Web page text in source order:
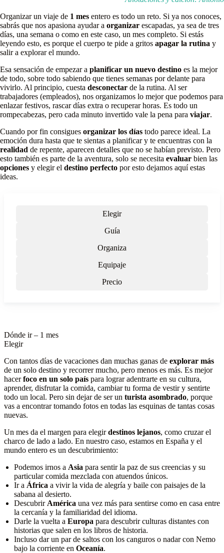
Organizar un viaje de 1 mes entero es todo un reto. Si ya nos conoces,
sabrás que nos apasiona ayudar a organizar escapadas, ya sea de tres
días, una semana o como en este caso, un mes completo. Si estás
leyendo esto, es porque el cuerpo te pide a gritos apagar la rutina y
salir a explorar el mundo.
Esa sensación de empezar a planificar un nuevo destino es la mejor
de todo, sobre todo sabiendo que tienes semanas por delante para
vivirlo. Al principio, cuesta desconectar de la rutina. Al ser
trabajadores (empleados), nos organizamos lo mejor que podemos para
enlazar festivos, rascar días extra o recuperar horas. Es todo un
rompecabezas, pero cada minuto invertido vale la pena para viajar.
Cuando por fin consigues organizar los días todo parece ideal. La
emoción dura hasta que te sientas a planificar y te encuentras con la
realidad de repente, aparecen detalles que no se habían previsto. Pero
esto también es parte de la aventura, solo se necesita evaluar bien las
opciones y elegir el destino perfecto por esto dejamos aquí estas
ideas.
Elegir
Guía
Organiza
Equipaje
Precio
Dónde ir – 1 mes
Elegir
Con tantos días de vacaciones dan muchas ganas de explorar más
de un solo destino y recorrer mucho, pero menos es más. Es mejor
hacerfoco en un solo país para lograr adentrarte en su cultura,
aprender, disfrutar la comida, cambiar tu forma de vestir y sentirte
todo un local. Pero sin dejar de ser un turista asombrado, porque
vas a encontrar tomando fotos en todas las esquinas de tantas cosas
nuevas.
Un mes da el margen para elegirdestinos lejanos, como cruzar el
charco de lado a lado. En nuestro caso, estamos en España y el
mundo entero es un descubrimiento:
Podemos irnos a Asia para sentir la paz de sus creencias y su
particular comida mezclada con atuendos únicos.
Ir a África a vivir la vida de alegría y baile con paisajes de la
sabana al desierto.
Descubrir América una vez más para sentirse como en casa entre
la cercanía y la familiaridad del idioma.
Darle la vuelta a Europa para descubrir culturas distantes con
historias que salen en los libros de historia.
Incluso dar un par de saltos con los canguros o nadar con Nemo
bajo la corriente en Oceanía.